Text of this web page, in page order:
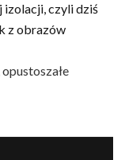
izolacji, czyli dziś
z obrazów